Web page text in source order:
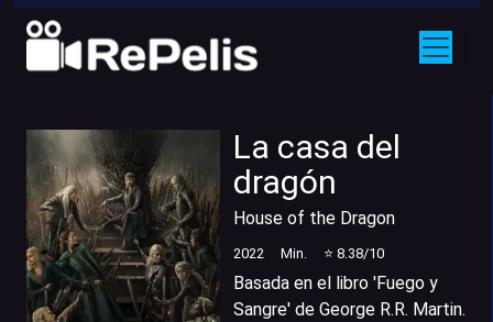
La casa del
dragón
House of the Dragon
2022 Min. ⭐ 8.38/10
Basada en el libro 'Fuego y
Sangre' de George R.R. Martin.